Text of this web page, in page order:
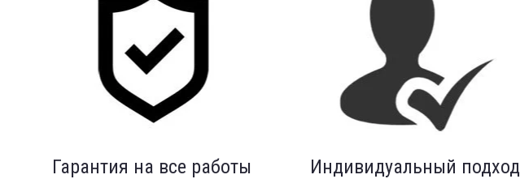
Гарантия на все работы Индивидуальный подход